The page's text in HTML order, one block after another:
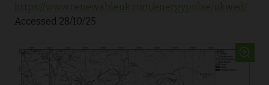
https://www.renewableuk.com/energypulse/ukwed/
Accessed 28/10/25